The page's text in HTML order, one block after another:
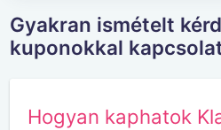
Gyakran ismételt
kuponokkal
Hogyan kaphatok